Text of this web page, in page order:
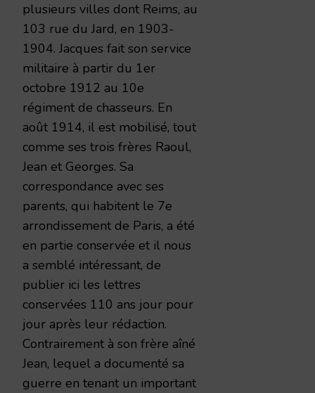
plusieurs villes dont Reims, au
103 rue du Jard, en 1903-
1904. Jacques fait son service
militaire à partir du 1er
octobre 1912 au 10e
régiment de chasseurs. En
août 1914, il est mobilisé, tout
comme ses trois frères Raoul,
Jean et Georges. Sa
correspondance avec ses
parents, qui habitent le 7e
arrondissement de Paris, a été
en partie conservée et il nous
a semblé intéressant, de
publier ici les lettres
conservées 110 ans jour pour
jour après leur rédaction.
Contrairement à son frère aîné
Jean, lequel a documenté sa
guerre en tenant un important